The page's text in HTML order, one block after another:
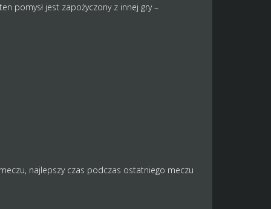
pomysł jest zapożyczony z innej gry –
najlepszy czas podczas ostatniego meczu